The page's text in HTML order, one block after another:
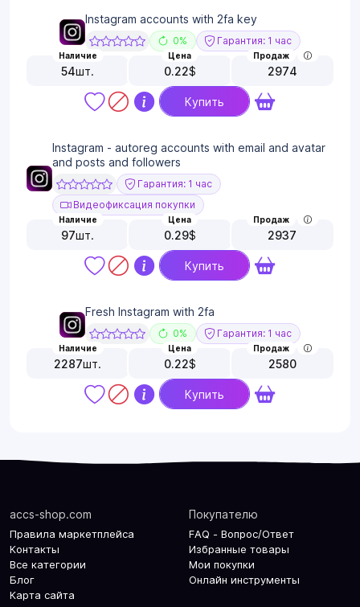
Instagram accounts with 2fa key
0% Гарантия: 1 час
Наличие
54шт.
Цена
0.22$
Продаж
2974
Купить
Instagram - autoreg accounts with email and avatar
and posts and followers
Гарантия: 1 час
Видеофиксация покупки
Наличие
97шт.
Цена
0.29$
Продаж
2937
Купить
Fresh Instagram with 2fa
0% Гарантия: 1 час
Наличие
2287шт.
Цена
0.22$
Продаж
2580
Купить
accs-shop.com
Правила маркетплейса
Контакты
Все категории
Блог
Карта сайта
Покупателю
FAQ - Вопрос/Ответ
Избранные товары
Мои покупки
Онлайн инструменты